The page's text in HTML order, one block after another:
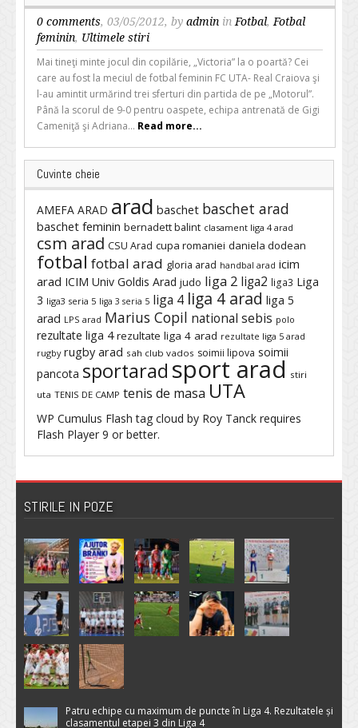
0 comments, 03/05/2012, by admin in Fotbal, Fotbal
feminin, Ultimele stiri
Mai tineţi minte jocul din copilărie, „Victoria” la o poartă? Cei
care au fost la meciul de fotbal feminin FC UTA- Real Craiova şi
l-au amintit urmărind trei sferturi din partida de pe „Motorul”.
Până la scorul de 9-0 pentru oaspete, echipa antrenată de Gigi
Cameniţă şi Adriana... Read more...
Cuvinte cheie
AMEFA ARAD arad baschet baschet arad
baschet feminin bernadett balint clasament liga 4 arad
csm arad CSU Arad cupa romaniei daniela dodean
fotbal fotbal arad gloria arad handbal arad icim
arad ICIM Univ Goldis Arad judo liga 2 liga2 liga3 Liga
3 liga3 seria 5 liga 3 seria 5 liga 4 liga 4 arad liga 5
arad LPS arad Marius Copil national sebis polo
rezultate liga 4 rezultate liga 4 arad rezultate liga 5 arad
rugby rugby arad sah club vados soimii lipova soimii
pancota sportarad sport arad stiri
uta TENIS DE CAMP tenis de masa UTA
WP Cumulus Flash tag cloud by Roy Tanck requires
Flash Player 9 or better.
STIRILE IN POZE
Patru echipe cu maximum de puncte în Liga 4. Rezultatele și
clasamentul etapei 3 din Liga 4